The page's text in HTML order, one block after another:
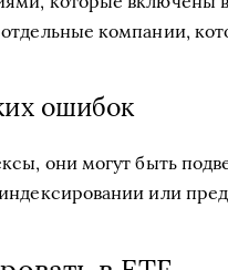
компании,
ошибок
они могут быть
или